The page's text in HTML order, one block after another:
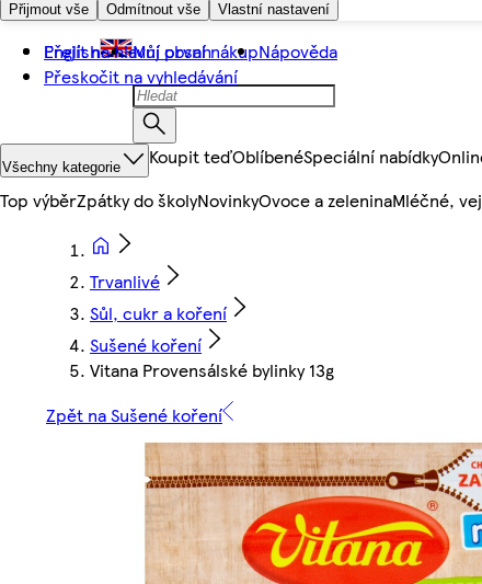
Přijmout vše Odmítnout vše Vlastní nastavení
Přejít na hlavní obsah
Přeskočit na vyhledávání
English Můj první nákupNápověda
Všechny kategorie Koupit teďOblíbenéSpeciální nabídky
Top výběrZpátky do školyNovinkyOvoce a zeleninaMléčné,
Trvanlivé
Sůl, cukr a koření
Sušené koření
Vitana Provensálské bylinky 13g
Zpět na Sušené koření